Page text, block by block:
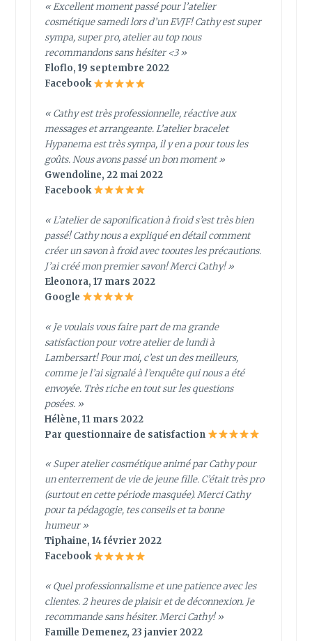
« Excellent moment passé pour l’atelier
cosmétique samedi lors d’un EVJF! Cathy est super
sympa, super pro, atelier au top nous
recommandons sans hésiter <3 »
Floflo, 19 septembre 2022
Facebook
« Cathy est très professionnelle, réactive aux
messages et arrangeante. L’atelier bracelet
Hypanema est très sympa, il y en a pour tous les
goûts. Nous avons passé un bon moment »
Gwendoline, 22 mai 2022
Facebook
« L’atelier de saponification à froid s’est très bien
passé! Cathy nous a expliqué en détail comment
créer un savon à froid avec tooutes les précautions.
J’ai créé mon premier savon! Merci Cathy! »
Eleonora, 17 mars 2022
Google
« Je voulais vous faire part de ma grande
satisfaction pour votre atelier de lundi à
Lambersart! Pour moi, c’est un des meilleurs,
comme je l’ai signalé à l’enquête qui nous a été
envoyée. Très riche en tout sur les questions
posées. »
Hélène, 11 mars 2022
Par questionnaire de satisfaction
« Super atelier cosmétique animé par Cathy pour
un enterrement de vie de jeune fille. C’était très pro
(surtout en cette période masquée). Merci Cathy
pour ta pédagogie, tes conseils et ta bonne
humeur »
Tiphaine, 14 février 2022
Facebook
«Quel professionnalisme et une patience avec les
clientes. 2 heures de plaisir et de déconnexion. Je
recommande sans hésiter. Merci Cathy!»
Famille Demenez, 23 janvier 2022